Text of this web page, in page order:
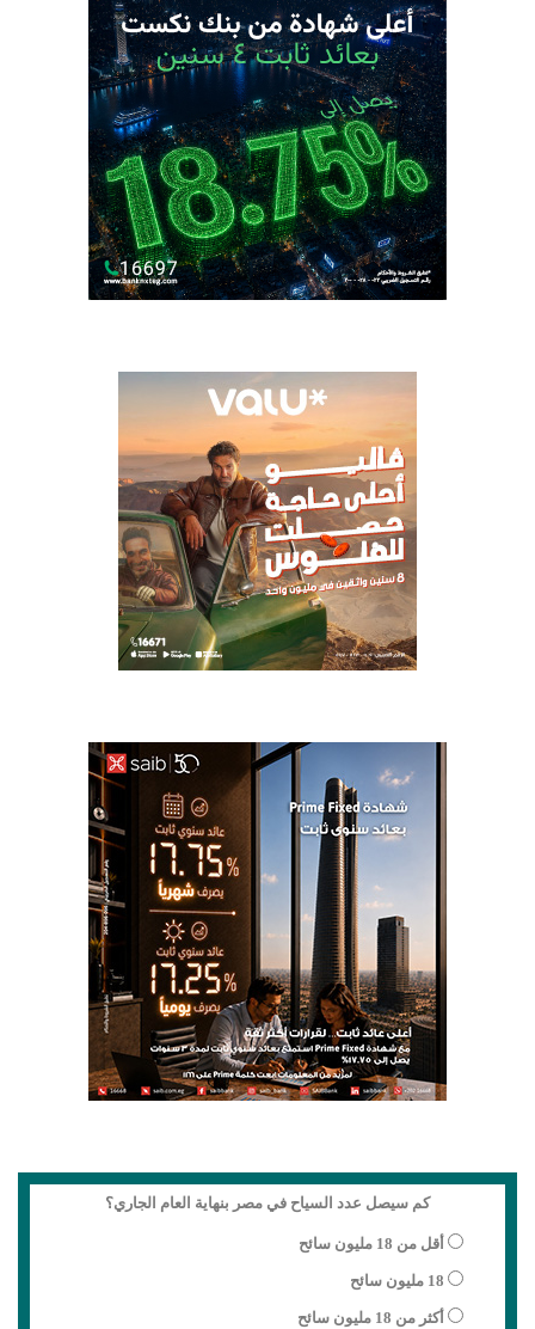
كم سيصل عدد السياح في مصر بنهاية العام الجاري؟
أقل من 18 مليون سائح
18 مليون سائح
أكثر من 18 مليون سائح